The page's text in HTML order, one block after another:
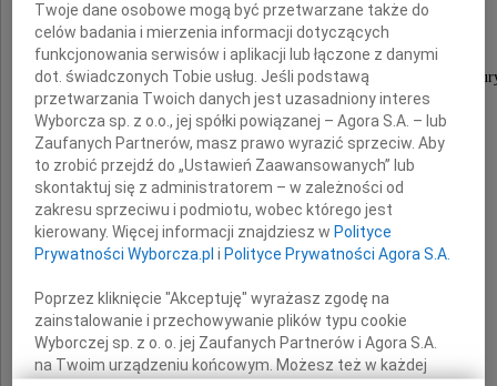
że 30 grudnia 2024 roku zmarł
wybitny badacz i projektant zabytków
nasz nauczyciel, długoletni współpracownik,
serdeczny przyjaciel i mentor
dr inż. arch.
Waldemar Niewalda
Twoje dane osobowe mogą być przetwarzane także do
celów badania i mierzenia informacji dotyczących
funkcjonowania serwisów i aplikacji lub łączone z danymi
dot. świadczonych Tobie usług. Jeśli podstawą
przetwarzania Twoich danych jest uzasadniony interes
Wyborcza sp. z o.o., jej spółki powiązanej – Agora S.A. – lub
Zaufanych Partnerów, masz prawo wyrazić sprzeciw. Aby
to zrobić przejdź do „Ustawień Zaawansowanych” lub
skontaktuj się z administratorem – w zależności od
zakresu sprzeciwu i podmiotu, wobec którego jest
kierowany. Więcej informacji znajdziesz w Polityce
Prywatności Wyborcza.pl i Polityce Prywatności Agora S.A.
Poprzez kliknięcie "Akceptuję" wyrażasz zgodę na
zainstalowanie i przechowywanie plików typu cookie
Wyborczej sp. z o. o. jej Zaufanych Partnerów i Agora S.A.
na Twoim urządzeniu końcowym. Możesz też w każdej